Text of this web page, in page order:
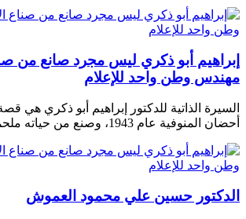
إبراهيم أبو ذكري ليس مجرد صانع من
مهندس وطن واحد للإعلام
السيرة الذاتية للدكتور إبراهيم أبو ذكري هي
أحضان المنوفية عام 1943، وصنع من حياته ملحمة إعلامية
الدكتور حسين علي محمود العموش